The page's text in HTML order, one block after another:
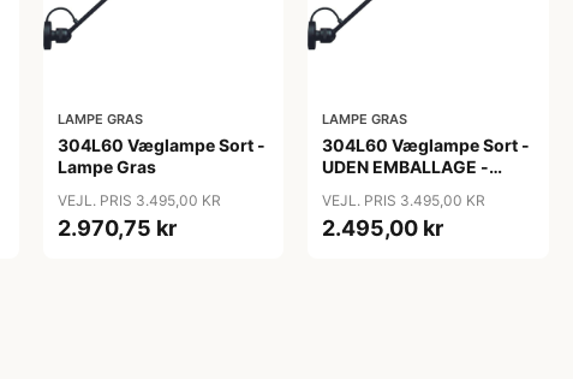
LAMPE GRAS
304L60 Væglampe Sort -
Lampe Gras
VEJL. PRIS 3.495,00 KR
2.970,75 kr
LAMPE GRAS
304L60 Væglampe Sort -
UDEN EMBALLAGE -
VEJL. PRIS 3.495,00 KR
2.495,00 kr